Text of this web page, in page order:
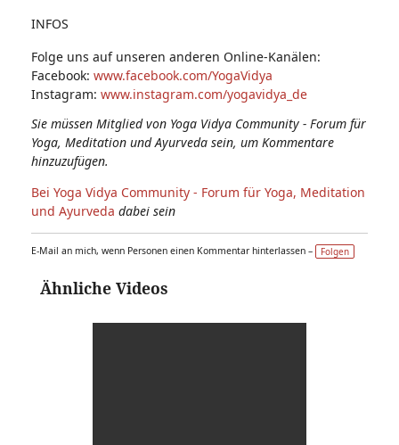
INFOS
Folge uns auf unseren anderen Online-Kanälen:
Facebook: www.facebook.com/YogaVidya
Instagram: www.instagram.com/yogavidya_de
Sie müssen Mitglied von Yoga Vidya Community - Forum für
Yoga, Meditation und Ayurveda sein, um Kommentare
hinzuzufügen.
Bei Yoga Vidya Community - Forum für Yoga, Meditation
und Ayurveda dabei sein
E-Mail an mich, wenn Personen einen Kommentar hinterlassen – Folgen
Ähnliche Videos